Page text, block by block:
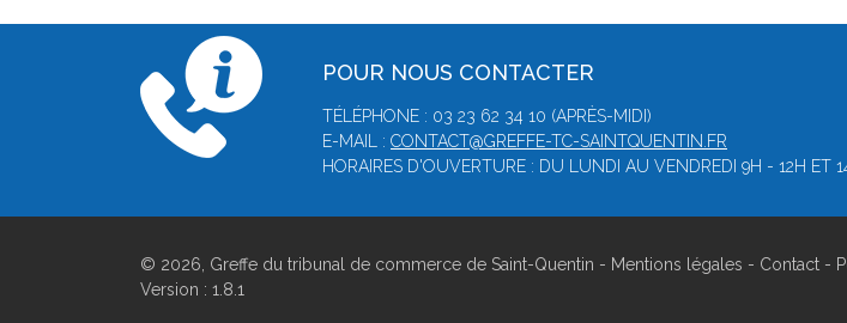
POUR NOUS CONTACTER
TÉLÉPHONE : 03 23 62 34 10 (APRÈS-MIDI)
E-MAIL : CONTACT@GREFFE-TC-SAINTQUENTIN.FR
HORAIRES D'OUVERTURE : DU LUNDI AU VENDREDI 9H - 12H ET
© 2026, Greffe du tribunal de commerce de Saint-Quentin - Mentions légales - Contact -
Version : 1.8.1